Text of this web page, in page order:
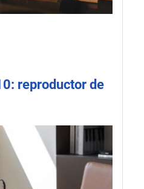
reproductor de